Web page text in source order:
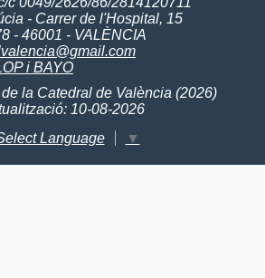
- Carrer de l'Hospital, 15
- 46001 - VALÈNCIA
i BAYO
la Catedral de València (2026)
10-08-2026
Language
▼